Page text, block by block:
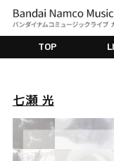
TOP
七瀬 光